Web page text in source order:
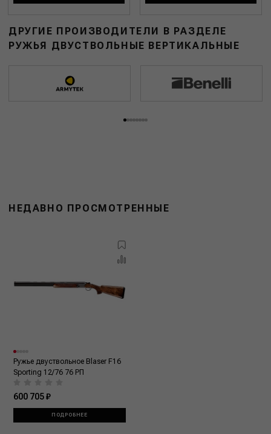
ДРУГИЕ ПРОИЗВОДИТЕЛИ В РАЗДЕЛЕ
РУЖЬЯ ДВУСТВОЛЬНЫЕ ВЕРТИКАЛЬНЫЕ
НЕДАВНО ПРОСМОТРЕННЫЕ
Ружье двуствольное Blaser F16
Sporting 12/76 76 РП
600 705 ₽
ПОДРОБНЕЕ